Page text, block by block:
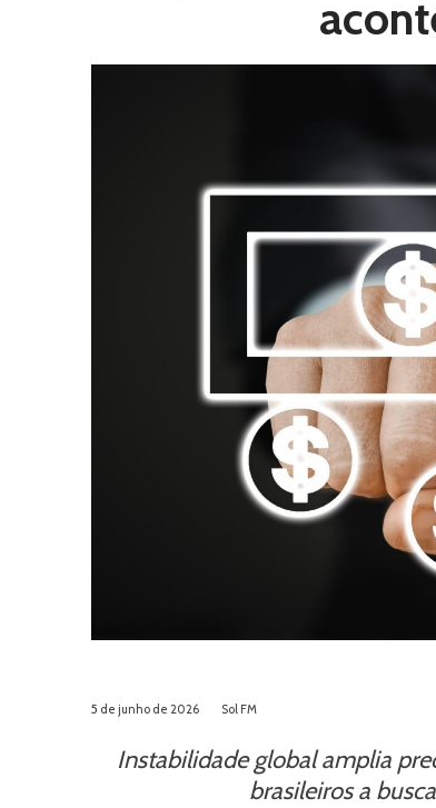
5 de junho de 2026 Sol FM
Instabilidade global amplia
brasileiros a